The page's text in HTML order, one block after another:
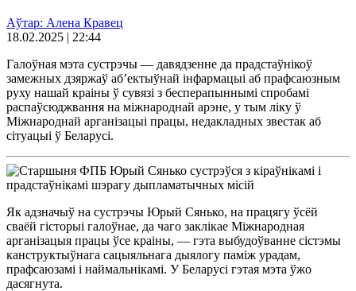
Аўтар: Алена Кравец
18.02.2025 | 22:44
Галоўная мэта сустрэчы — давядзенне да прадстаўнікоў
замежных дзяржаў аб’ектыўнай інфармацыі аб прафсаюзным
руху нашай краіны ў сувязі з бесперапыннымі спробамі
распаўсюджвання на міжнароднай арэне, у тым ліку ў
Міжнароднай арганізацыі працы, недакладных звестак аб
сітуацыі ў Беларусі.
Як адзначыў на сустрэчы Юрый Сянько, на працягу ўсёй
сваёй гісторыі галоўнае, да чаго заклікае Міжнародная
арганізацыя працы ўсе краіны, — гэта выбудоўванне сістэмы
канструктыўнага сацыяльнага дыялогу паміж урадам,
прафсаюзамі і наймальнікамі. У Беларусі гэтая мэта ўжо
дасягнута.